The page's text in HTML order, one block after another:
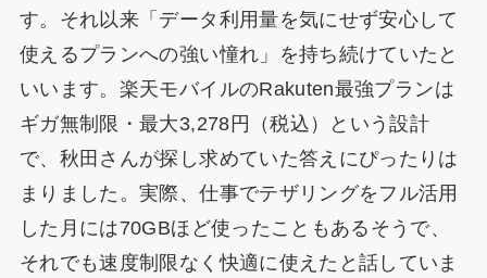
す。それ以来「データ利用量を気にせず安心して
使えるプランへの強い憧れ」を持ち続けていたと
いいます。楽天モバイルのRakuten最強プランは
ギガ無制限・最大3,278円（税込）という設計
で、秋田さんが探し求めていた答えにぴったりは
まりました。実際、仕事でテザリングをフル活用
した月には70GBほど使ったこともあるそうで、
それでも速度制限なく快適に使えたと話していま